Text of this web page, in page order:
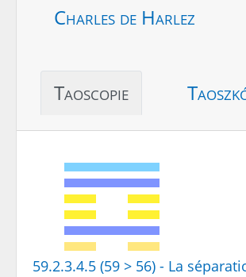
Charles de Harlez
Taoscopie
59.2.3.4.5 (59 > 56) - La